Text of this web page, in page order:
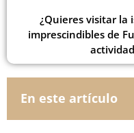
¿Quieres visitar la
imprescindibles de
En este artículo